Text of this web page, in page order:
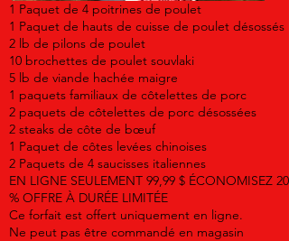
1 Paquet de 4 poitrines de poulet
1 Paquet de hauts de cuisse de poulet désossés
2 lb de pilons de poulet
10 brochettes de poulet souvlaki
5 lb de viande hachée maigre
1 paquets familiaux de côtelettes de porc
2 paquets de côtelettes de porc désossées
2 steaks de côte de bœuf
1 Paquet de côtes levées chinoises
2 Paquets de 4 saucisses italiennes
EN LIGNE SEULEMENT 99,99 $ ÉCONOMISEZ 20
% OFFRE À DURÉE LIMITÉE
Ce forfait est offert uniquement en ligne.
Ne peut pas être commandé en magasin